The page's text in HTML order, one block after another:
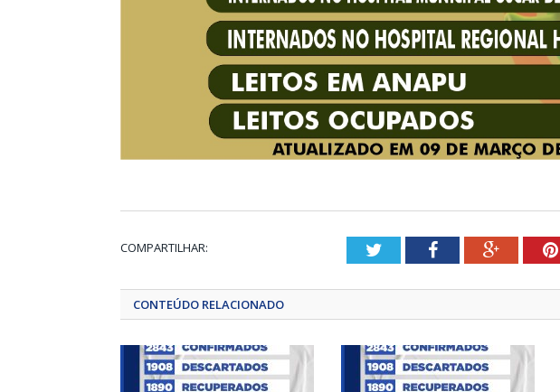
COMPARTILHAR: TwitterFacebookGoogle+
CONTEÚDO RELACIONADO